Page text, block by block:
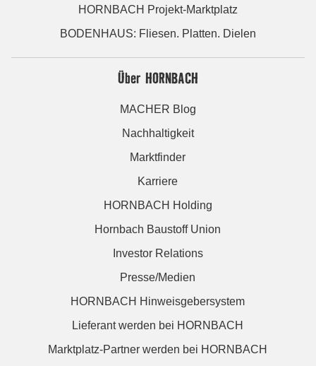
HORNBACH Projekt-Marktplatz
BODENHAUS: Fliesen. Platten. Dielen
Über HORNBACH
MACHER Blog
Nachhaltigkeit
Marktfinder
Karriere
HORNBACH Holding
Hornbach Baustoff Union
Investor Relations
Presse/Medien
HORNBACH Hinweisgebersystem
Lieferant werden bei HORNBACH
Marktplatz-Partner werden bei HORNBACH